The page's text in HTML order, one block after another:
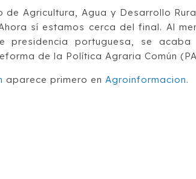
Agricultura, Agua y Desarrollo
sí estamos cerca del final. Al
presidencia portuguesa, se
de la Política Agraria Común
aparece primero en Agroinformacion.